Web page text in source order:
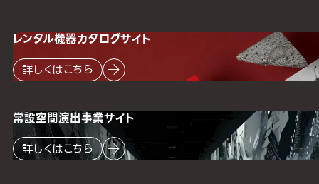
レンタル機器カタログサイト
詳しくはこちら
常設空間演出事業サイト
詳しくはこちら